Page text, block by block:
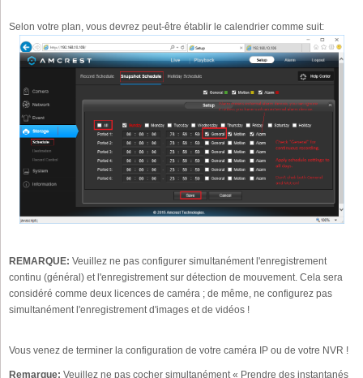
Selon votre plan, vous devrez peut-être établir le calendrier comme suit:
REMARQUE: Veuillez ne pas configurer simultanément l'enregistrement
continu (général) et l'enregistrement sur détection de mouvement. Cela sera
considéré comme deux licences de caméra ; de même, ne configurez pas
simultanément l'enregistrement d'images et de vidéos !
Vous venez de terminer la configuration de votre caméra IP ou de votre NVR !
Remarque: Veuillez ne pas cocher simultanément « Prendre des instantanés